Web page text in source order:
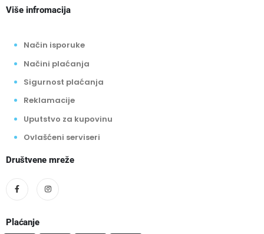
Više infromacija
Način isporuke
Načini plaćanja
Sigurnost plaćanja
Reklamacije
Uputstvo za kupovinu
Ovlašćeni serviseri
Društvene mreže
Plaćanje